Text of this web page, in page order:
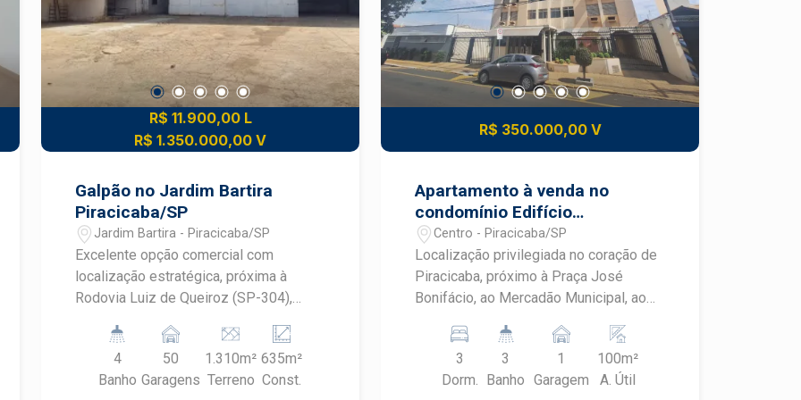
Banheiro social atendendo os demais
ambientes. ? Sala integrada com sala
de jantar e cozinha, promovendo um
espaço fluido e funcional para receber
e conviver. ? Lavanderia prática e bem
posicionada. ? Quintal privativo ideal
para momentos ao ar livre e lazer. ? 2
distribuída com ambientes amplos. ?
Condomínio com estrutura de lazer e
conveniência, incluindo espaços
externos e área verde. Construa seu
futuro com quem é agente de
desenvolvimento do mercado
imobiliário de Piracicaba. Agende sua
para carros, perfeito para garagem ou
lazer ao ar livre. Casa completa em
terreno bem distribuído, ideal para
quem busca conforto, funcionalidade e
potencial de valorização no bairro Dois
quem é agente de desenvolvimento do
R$ 11.900,00 L
R$ 1.350.000,00 V
Galpão no Jardim Bartira
Piracicaba/SP
Jardim Bartira - Piracicaba/SP
Excelente opção comercial com
localização estratégica, próxima à
Rodovia Luiz de Queiroz (SP-304),
Piracicaba e às principais cidades da
região. Terreno com 1310 m², amplo
espaço externo ideal para operações
4
Banho
50
Garagens
1.310m²
Terreno
635m²
Const.
R$ 350.000,00 V
Apartamento à venda no
condomínio Edifício
Casablanca
Centro - Piracicaba/SP
Localização privilegiada no coração de
Piracicaba, próximo à Praça José
Bonifácio, ao Mercadão Municipal, ao
comércio, serviços médicos, escolas e
restaurantes à distância de caminhada.
A região tem infraestrutura consolidada,
3
Dorm.
3
Banho
1
Garagem
100m²
A. Útil